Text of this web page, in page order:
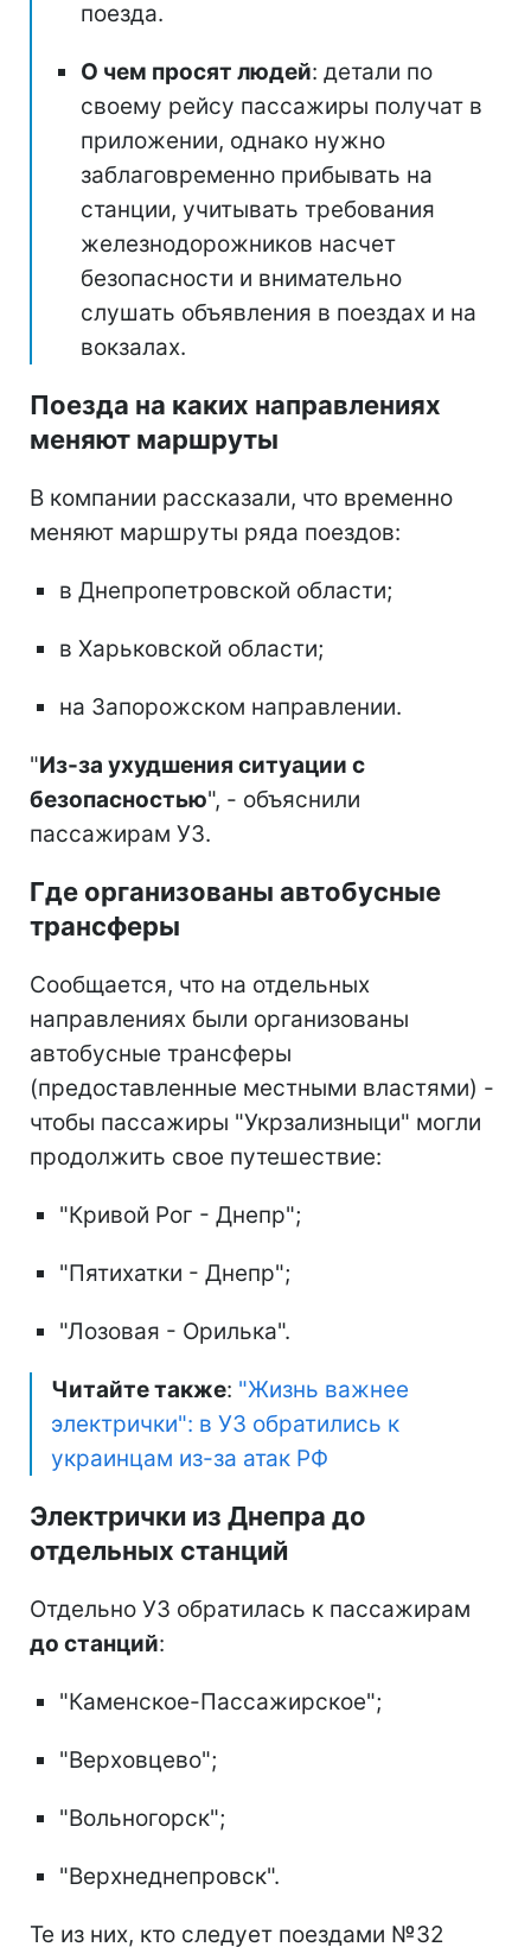
поезда.
О чем просят людей: детали по
своему рейсу пассажиры получат в
приложении, однако нужно
заблаговременно прибывать на
станции, учитывать требования
железнодорожников насчет
безопасности и внимательно
слушать объявления в поездах и на
вокзалах.
Поезда на каких направлениях
меняют маршруты
В компании рассказали, что временно
меняют маршруты ряда поездов:
в Днепропетровской области;
в Харьковской области;
на Запорожском направлении.
"Из-за ухудшения ситуации с
безопасностью", - объяснили
пассажирам УЗ.
Где организованы автобусные
трансферы
Сообщается, что на отдельных
направлениях были организованы
автобусные трансферы
(предоставленные местными властями) -
чтобы пассажиры "Укрзализныци" могли
продолжить свое путешествие:
"⁠Кривой Рог - Днепр";
"⁠Пятихатки - Днепр";
"⁠Лозовая - Орилька".
Читайте также: "Жизнь важнее
электрички": в УЗ обратились к
украинцам из-за атак РФ
Электрички из Днепра до
отдельных станций
Отдельно УЗ обратилась к пассажирам
до станций:
"Каменское-Пассажирское";
"Верховцево";
"Вольногорск";
"Верхнеднепровск".
Те из них, кто следует поездами №32